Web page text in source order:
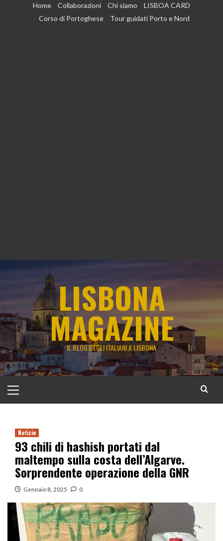
Home Collaborazioni Chi siamo
LISBOA CARD
Corso di Portoghese
Tour guidati Porto e Nord
LISBONA
MAGAZINE
IL BLOG DEGLI ITALIANI A LISBONA
principale
Notizie
93 chili di hashish portati dal
maltempo sulla costa dell’Algarve.
Sorprendente operazione della GNR
Gennaio 8, 2025 0